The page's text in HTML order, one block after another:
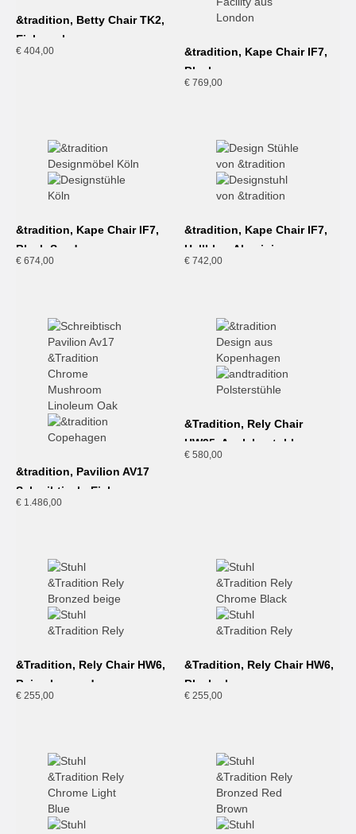
&tradition, Betty Chair TK2,
Eiche schwarz
€ 404,00
&tradition, Kape Chair IF7,
Black
€ 769,00
&tradition, Kape Chair IF7,
Black-Sand
€ 674,00
&tradition, Kape Chair IF7,
Hellblau-Aluminium
€ 742,00
&tradition, Pavilion AV17
Schreibtisch, Eiche-
Mushroom, Chrom
€ 1.486,00
&Tradition, Rely Chair
HW35, Armlehnstuhl
gepolstert, Grau-Beige
€ 580,00
&Tradition, Rely Chair HW6,
Beige bronzed
€ 255,00
&Tradition, Rely Chair HW6,
Black-chrome
€ 255,00